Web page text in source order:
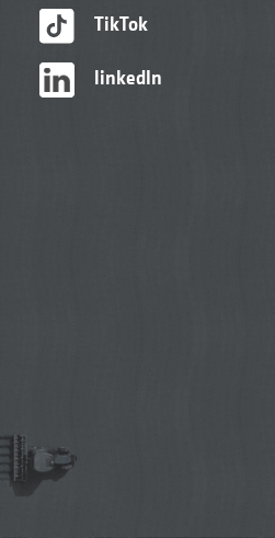
TikTok
linkedIn